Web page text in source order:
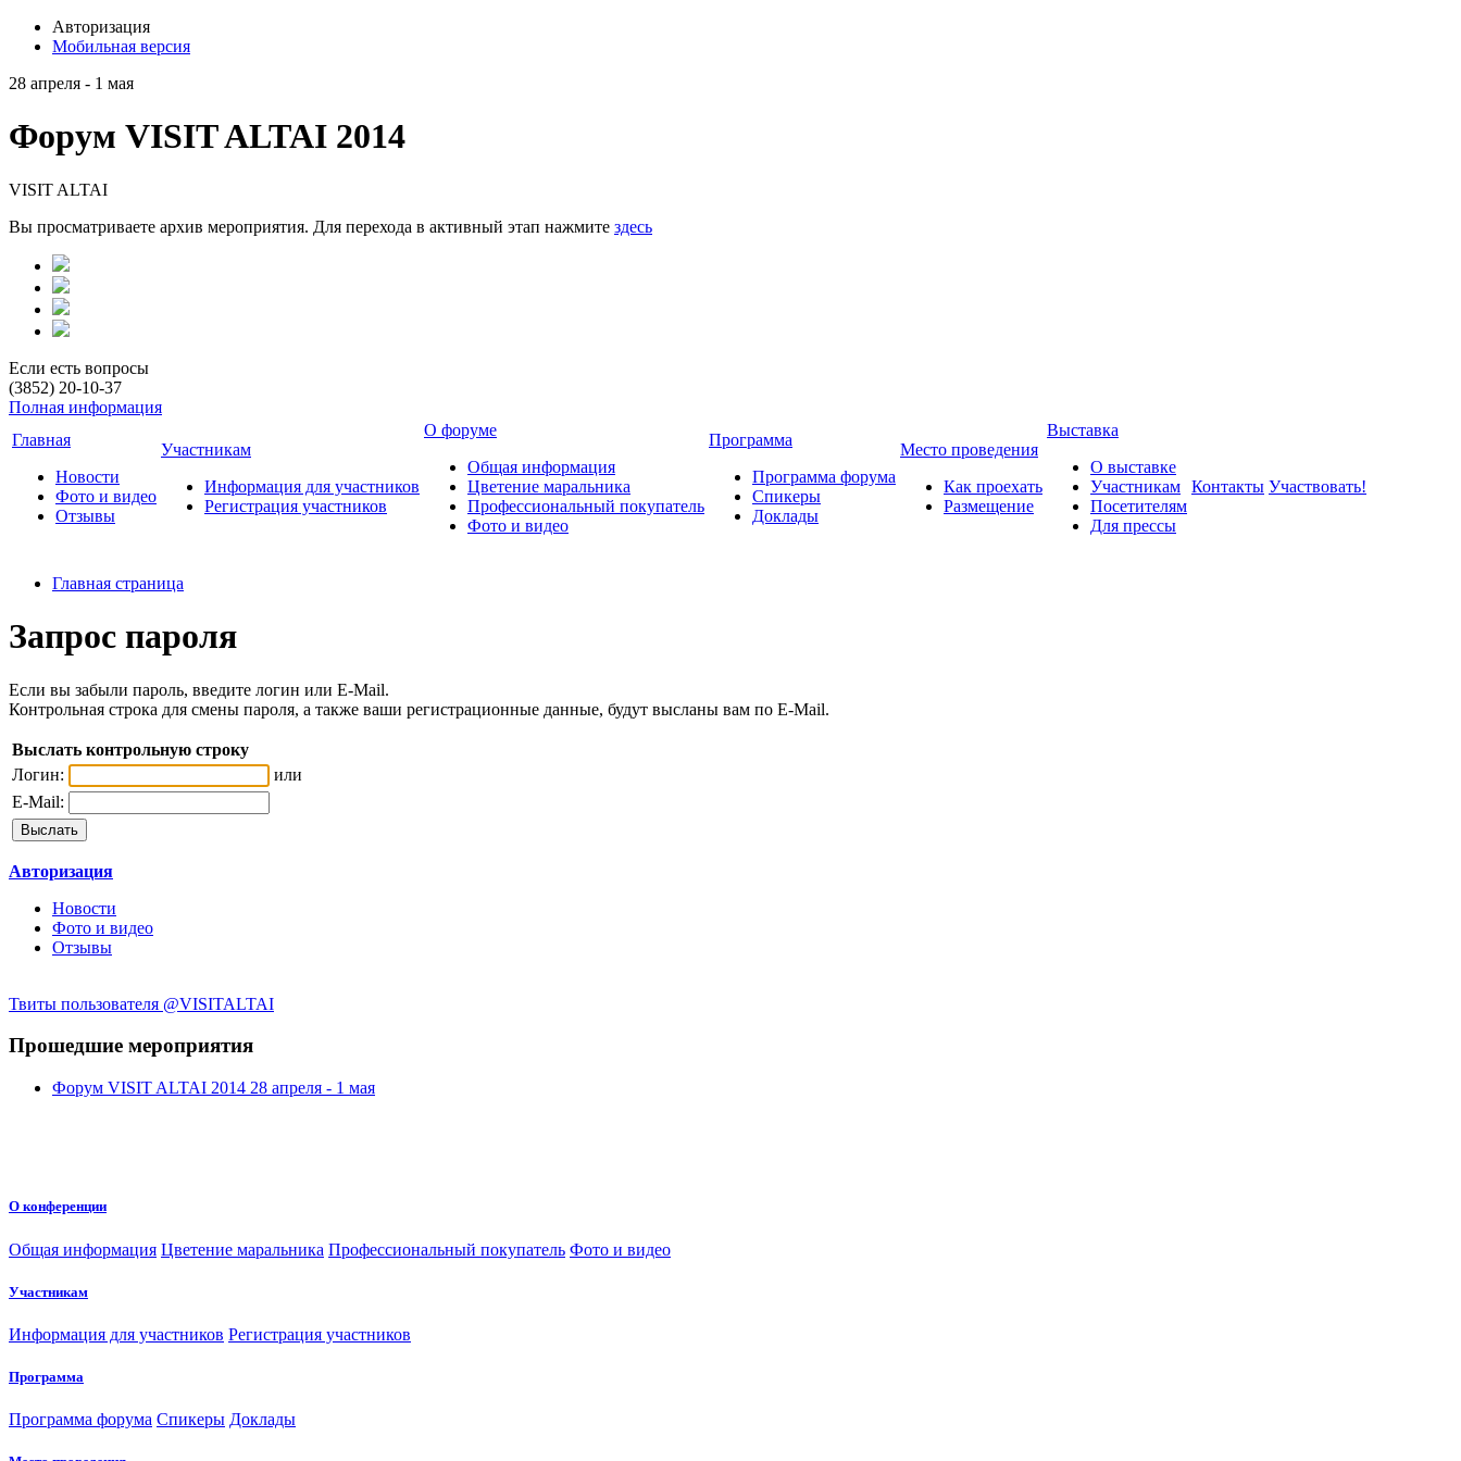
Авторизация
Мобильная версия
28 апреля - 1 мая
Форум VISIT ALTAI 2014
VISIT ALTAI
Вы просматриваете архив мероприятия. Для перехода в активный этап нажмите здесь
Если есть вопросы
(3852) 20-10-37
Полная информация
Главная
Новости
Фото и видео
Отзывы
Участникам
Информация для участников
Регистрация участников
О форуме
Общая информация
Цветение маральника
Профессиональный покупатель
Фото и видео
Программа
Программа форума
Спикеры
Доклады
Место проведения
Как проехать
Размещение
Выставка
О выставке
Участникам
Посетителям
Для прессы
Контакты Участвовать!
Главная страница
Запрос пароля
Если вы забыли пароль, введите логин или E-Mail.
Контрольная строка для смены пароля, а также ваши регистрационные данные, будут высланы вам по E-Mail.
Выслать контрольную строку
Логин:
или
E-Mail:
Авторизация
Новости
Фото и видео
Отзывы
Твиты пользователя @VISITALTAI
Прошедшие мероприятия
Форум VISIT ALTAI 2014 28 апреля - 1 мая
О конференции
Общая информация Цветение маральника Профессиональный покупатель Фото и видео
Участникам
Информация для участников Регистрация участников
Программа
Программа форума Спикеры Доклады